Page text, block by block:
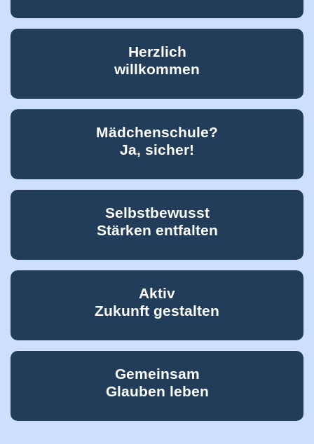
Herzlich
willkommen
Mädchenschule?
Ja, sicher!
Selbstbewusst
Stärken entfalten
Aktiv
Zukunft gestalten
Gemeinsam
Glauben leben